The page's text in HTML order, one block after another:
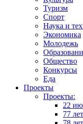
Туризм
Спорт
Наука и
Экономика
Молодежь
Общество
Конкурсы
Еда
Проекты
Проекты:
22
77